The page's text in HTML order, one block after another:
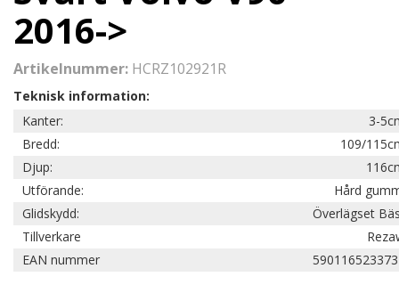
2016->
Artikelnummer: HCRZ102921R
Teknisk information:
Kanter:
3-
Bredd:
109/
Djup:
Utförande:
Hård
Glidskydd:
Överlägset
Tillverkare
EAN nummer